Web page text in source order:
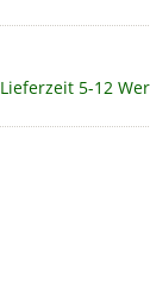
Lieferzeit 5-12